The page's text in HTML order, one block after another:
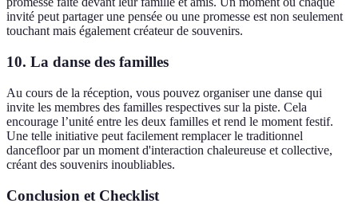
invité peut partager une pensée ou une promesse est non seulement
touchant mais également créateur de souvenirs.
10. La danse des familles
Au cours de la réception, vous pouvez organiser une danse qui
invite les membres des familles respectives sur la piste. Cela
encourage l’unité entre les deux familles et rend le moment festif.
Une telle initiative peut facilement remplacer le traditionnel
dancefloor par un moment d'interaction chaleureuse et collective,
créant des souvenirs inoubliables.
Conclusion et Checklist